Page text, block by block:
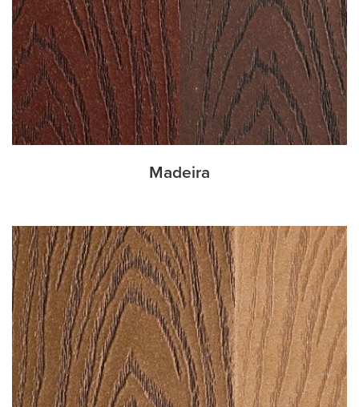
Madeira